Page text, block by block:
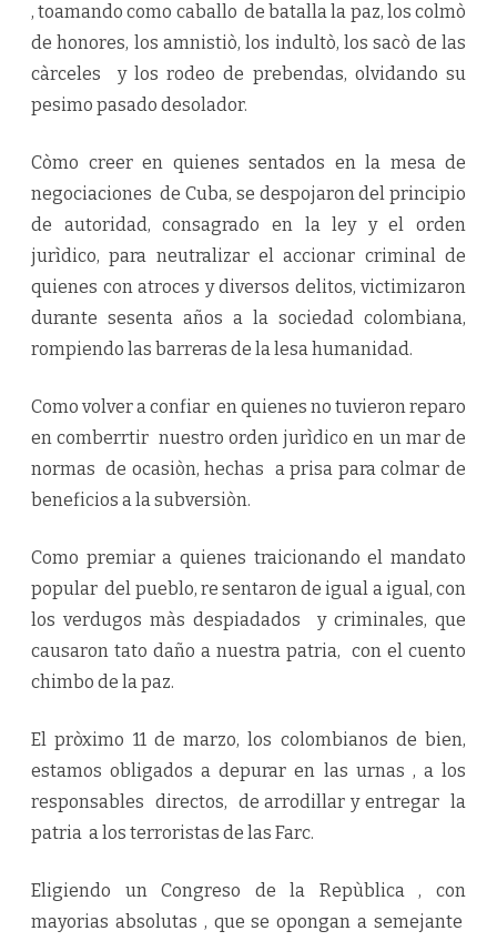
, toamando como caballo de batalla la paz, los colmò
de honores, los amnistiò, los indultò, los sacò de las
càrceles y los rodeo de prebendas, olvidando su
pesimo pasado desolador.
Còmo creer en quienes sentados en la mesa de
negociaciones de Cuba, se despojaron del principio
de autoridad, consagrado en la ley y el orden
jurìdico, para neutralizar el accionar criminal de
quienes con atroces y diversos delitos, victimizaron
durante sesenta años a la sociedad colombiana,
rompiendo las barreras de la lesa humanidad.
Como volver a confiar en quienes no tuvieron reparo
en comberrtir nuestro orden jurìdico en un mar de
normas de ocasiòn, hechas a prisa para colmar de
beneficios a la subversiòn.
Como premiar a quienes traicionando el mandato
popular del pueblo, re sentaron de igual a igual, con
los verdugos màs despiadados y criminales, que
causaron tato daño a nuestra patria, con el cuento
chimbo de la paz.
El pròximo 11 de marzo, los colombianos de bien,
estamos obligados a depurar en las urnas , a los
responsables directos, de arrodillar y entregar la
patria a los terroristas de las Farc.
Eligiendo un Congreso de la Repùblica , con
mayorias absolutas , que se opongan a semejante